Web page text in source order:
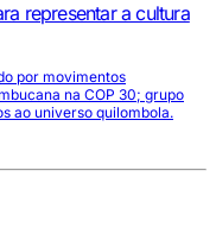
representar a cultura
por movimentos
na COP 30; grupo
ao universo quilombola.